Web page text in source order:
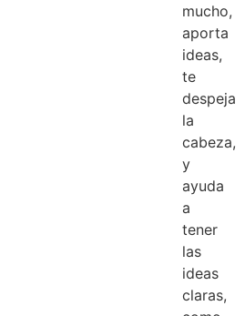
mucho,
aporta
ideas,
te
despeja
la
cabeza,
y
ayuda
a
tener
las
ideas
claras,